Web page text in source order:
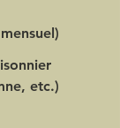
etc.)